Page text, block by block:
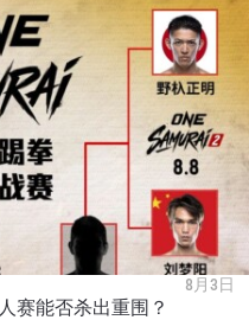
8月3日
赛能否杀出重围？